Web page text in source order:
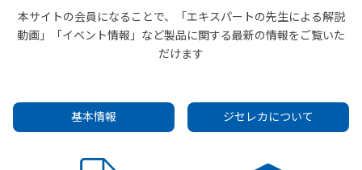
本サイトの会員になることで、「エキスパートの先生による解説
動画」「イベント情報」など製品に関する最新の情報をご覧いた
だけます
基本情報 ジセレカについて